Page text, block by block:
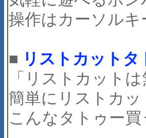
操作はカーソル
■ リストカットタ
「リストカット
簡単にリストカ
こんなタトゥー